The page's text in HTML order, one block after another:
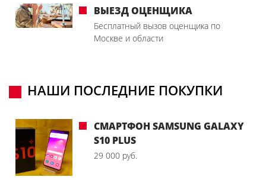
ВЫЕЗД ОЦЕНЩИКА
Бесплатный вызов оценщика по
Москве и области
НАШИ ПОСЛЕДНИЕ ПОКУПКИ
СМАРТФОН SAMSUNG GALAXY
S10 PLUS
29 000 руб.